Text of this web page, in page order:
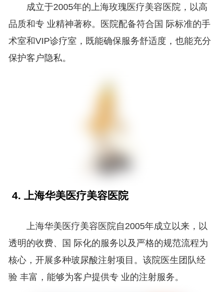
成立于2005年的上海玫瑰医疗美容医院，以高
品质和专 业精神著称。医院配备符合国 际标准的手
术室和VIP诊疗室，既能确保服务舒适度，也能充分
保护客户隐私。
4. 上海华美医疗美容医院
上海华美医疗美容医院自2005年成立以来，以
透明的收费、国 际化的服务以及严格的规范流程为
核心，开展多种玻尿酸注射项目。该院医生团队经
验 丰富，能够为客户提供专 业的注射服务。